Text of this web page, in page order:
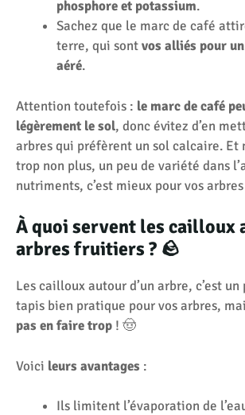
phosphore et potassium.
Sachez que le marc de café
terre, qui sontvos alliés pour
aéré.
Attention toutefois : le marc de café
légèrement le sol, donc évitez d’en
arbres qui préfèrent un sol calcaire. Et
trop non plus, un peu de variété dans
nutriments, c’est mieux pour vos
À quoi servent les cailloux
arbres fruitiers ? 🪨
Les cailloux autour d’un arbre, c’est
tapis bien pratique pour vos arbres,
pas en faire trop ! 🤠
Voici leurs avantages :
Ils limitent l’évaporation de